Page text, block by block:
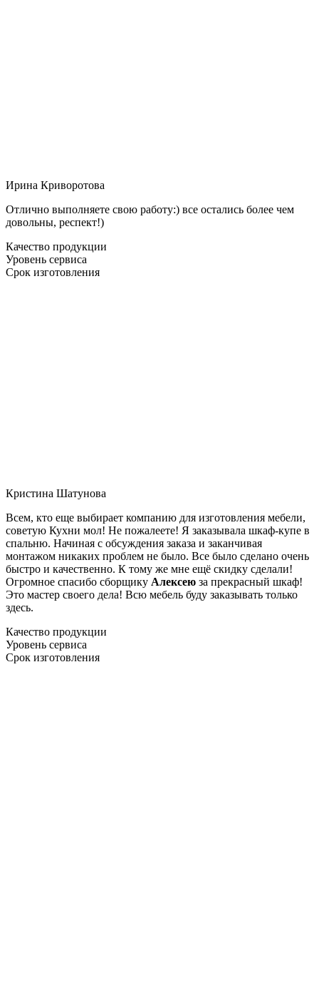
Ирина Криворотова
Отлично выполняете свою работу:) все остались более чем
довольны, респект!)
Качество продукции
Уровень сервиса
Срок изготовления
Кристина Шатунова
Всем, кто еще выбирает компанию для изготовления мебели,
советую Кухни мол! Не пожалеете! Я заказывала шкаф-купе в
спальню. Начиная с обсуждения заказа и заканчивая
монтажом никаких проблем не было. Все было сделано очень
быстро и качественно. К тому же мне ещё скидку сделали!
Огромное спасибо сборщику Алексею за прекрасный шкаф!
Это мастер своего дела! Всю мебель буду заказывать только
здесь.
Качество продукции
Уровень сервиса
Срок изготовления